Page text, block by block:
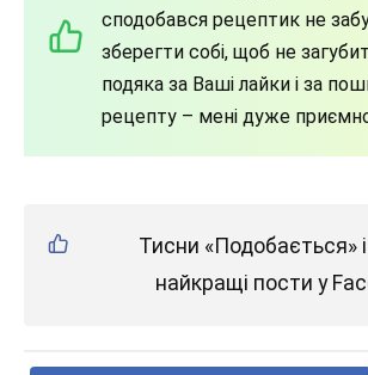
сподобався рецептик не
зберегти собі, щоб не
подяка за Ваші лайки і за
рецепту – мені дуже
Тисни «Подобається»
найкращі пости у